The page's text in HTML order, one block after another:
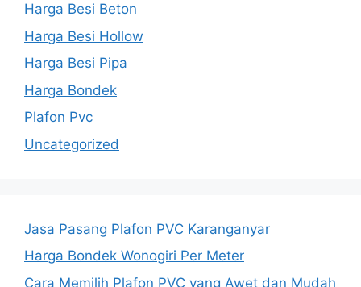
Harga Besi Beton
Harga Besi Hollow
Harga Besi Pipa
Harga Bondek
Plafon Pvc
Uncategorized
Jasa Pasang Plafon PVC Karanganyar
Harga Bondek Wonogiri Per Meter
Cara Memilih Plafon PVC yang Awet dan Mudah